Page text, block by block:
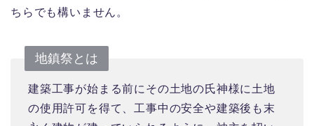
ちらでも構いません。
地鎮祭とは
建築工事が始まる前にその土地の氏神様に土地
の使用許可を得て、工事中の安全や建築後も末